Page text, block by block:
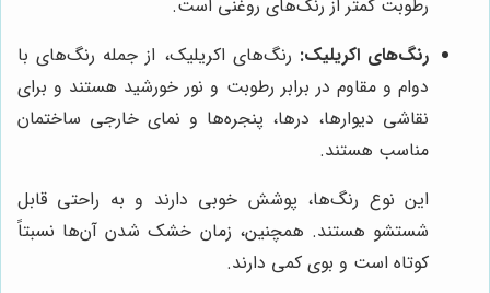
رطوبت کمتر از رنگ‌های روغنی است.
رنگ‌های اکریلیک: رنگ‌های اکریلیک، از جمله رنگ‌های با
دوام و مقاوم در برابر رطوبت و نور خورشید هستند و برای
نقاشی دیوارها، درها، پنجره‌ها و نمای خارجی ساختمان
مناسب هستند.
این نوع رنگ‌ها، پوشش خوبی دارند و به راحتی قابل
شستشو هستند. همچنین، زمان خشک شدن آن‌ها نسبتاً
کوتاه است و بوی کمی دارند.